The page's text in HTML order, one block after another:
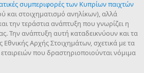
συμπεριφορές των Κυπρίων παιχτών
και στοιχηματισμό ανηλίκων), αλλά
την τεράστια ανάπτυξη που γνωρίζει η
Την ανάπτυξη αυτή καταδεικνύουν και τα
Αρχής Στοιχημάτων, σχετικά με τα
που δραστηριοποιούνται νόμιμα